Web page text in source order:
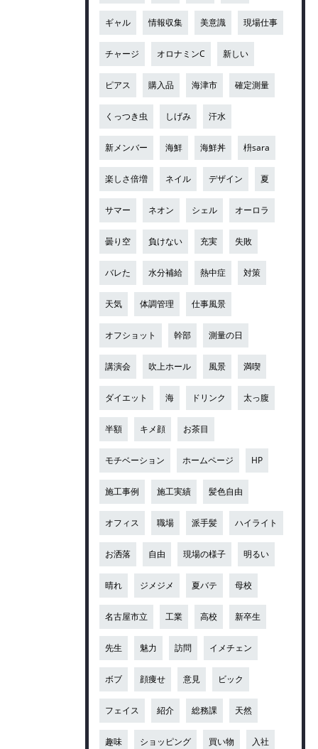
ギャル 情報収集 美意識 現場仕事
チャージ オロナミンC 新しい
ピアス 購入品 海津市 確定測量
くっつき虫 しげみ 汗水
新メンバー 海鮮 海鮮丼 枡sara
楽しさ倍増 ネイル デザイン 夏
サマー ネオン シェル オーロラ
曇り空 負けない 充実 失敗
バレた 水分補給 熱中症 対策
天気 体調管理 仕事風景
オフショット 幹部 測量の日
講演会 吹上ホール 風景 満喫
ダイエット 海 ドリンク 太っ腹
半額 キメ顔 お茶目
モチベーション ホームページ HP
施工事例 施工実績 髪色自由
オフィス 職場 派手髪 ハイライト
お洒落 自由 現場の様子 明るい
晴れ ジメジメ 夏バテ 母校
名古屋市立 工業 高校 新卒生
先生 魅力 訪問 イメチェン
ボブ 顔痩せ 意見 ビック
フェイス 紹介 総務課 天然
趣味 ショッピング 買い物 入社